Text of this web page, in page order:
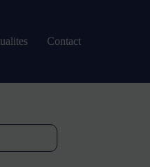
Contact